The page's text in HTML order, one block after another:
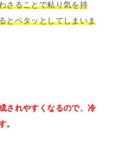
さることで粘り気を持
とベタッとしてしまいま
されやすくなるので、冷
。